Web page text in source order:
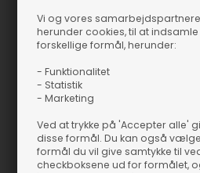
Vi og vores
herunder cookies, til at
forskellige formål, herunder:
- Funktionalitet
- Statistik
- Marketing
Ved at trykke på 'Accepter alle'
disse formål. Du kan også
formål du vil give samtykke til
checkboksene ud for formålet,
BLACK, 1 STK
Kurv Mini - S - Black
Muubs
120,00 DKK